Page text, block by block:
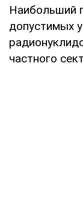
Наибольший
допустимых
частного